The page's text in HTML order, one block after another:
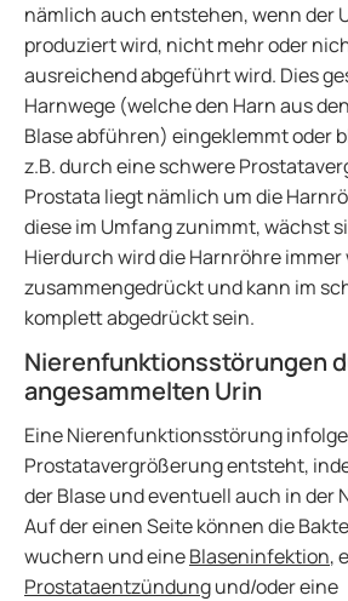
nämlich auch entstehen, wenn der
produziert wird, nicht mehr oder
ausreichend abgeführt wird. Dies
Harnwege (welche den Harn aus
Blase abführen) eingeklemmt oder
z.B. durch eine schwere
Prostata liegt nämlich um die
diese im Umfang zunimmt, wächst
Hierdurch wird die Harnröhre
zusammengedrückt und kann im
komplett abgedrückt sein.
Nierenfunktionsstörungen
angesammelten Urin
Eine Nierenfunktionsstörung
Prostatavergrößerung entsteht,
der Blase und eventuell auch in der
Auf der einen Seite können die
wuchern und eineBlaseninfektion,
Prostataentzündungund/oder eine